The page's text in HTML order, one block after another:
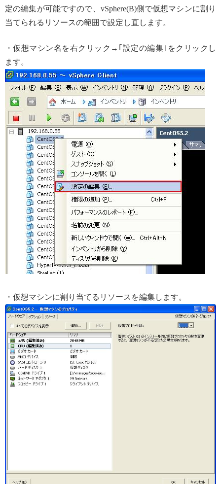
定の編集が可能ですので、vSphere(B)側で仮想マシンに割り
当てられるリソースの範囲で設定し直します。
・仮想マシン名を右クリック→｢設定の編集｣をクリックし
ます。
・仮想マシンに割り当てるリソースを編集します。